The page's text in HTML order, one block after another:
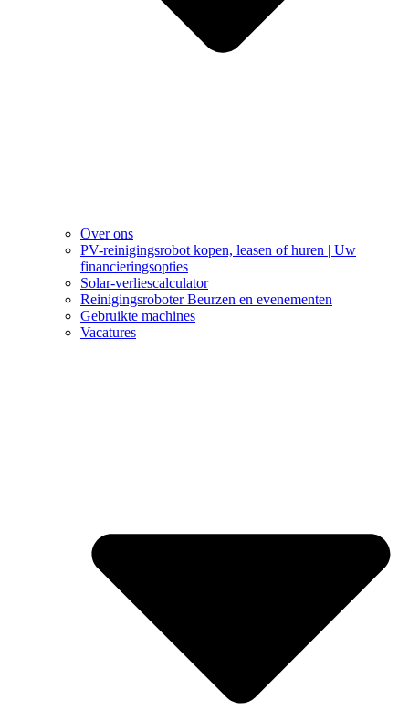
Over ons
PV-reinigingsrobot kopen, leasen of huren | Uw
financieringsopties
Solar-verliescalculator
Reinigingsroboter Beurzen en evenementen
Gebruikte machines
Vacatures